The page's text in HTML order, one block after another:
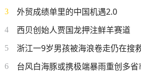
3 外贸成绩单里的中国机遇2.0
4 西贝创始人贾国龙押注鲜羊赛道
5
6 台风白海豚或携极端暴雨重创多省